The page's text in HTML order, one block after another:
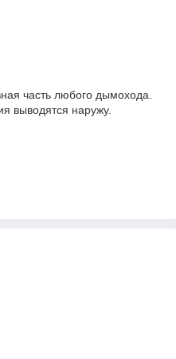
(125см)
часть любого дымохода.
выводятся наружу.